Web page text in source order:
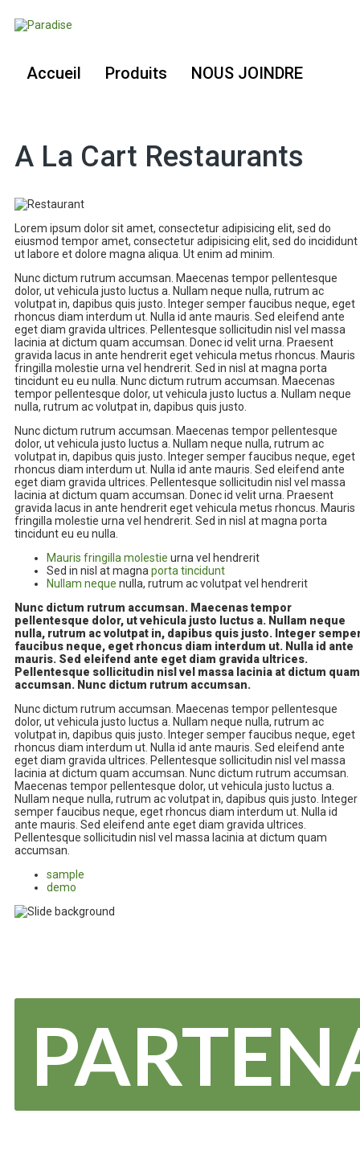
Accueil Produits NOUS JOINDRE
A La Cart Restaurants
Lorem ipsum dolor sit amet, consectetur adipisicing elit, sed do
eiusmod tempor amet, consectetur adipisicing elit, sed do incididunt
ut labore et dolore magna aliqua. Ut enim ad minim.
Nunc dictum rutrum accumsan. Maecenas tempor pellentesque
dolor, ut vehicula justo luctus a. Nullam neque nulla, rutrum ac
volutpat in, dapibus quis justo. Integer semper faucibus neque, eget
rhoncus diam interdum ut. Nulla id ante mauris. Sed eleifend ante
eget diam gravida ultrices. Pellentesque sollicitudin nisl vel massa
lacinia at dictum quam accumsan. Donec id velit urna. Praesent
gravida lacus in ante hendrerit eget vehicula metus rhoncus. Mauris
fringilla molestie urna vel hendrerit. Sed in nisl at magna porta
tincidunt eu eu nulla. Nunc dictum rutrum accumsan. Maecenas
tempor pellentesque dolor, ut vehicula justo luctus a. Nullam neque
nulla, rutrum ac volutpat in, dapibus quis justo.
Nunc dictum rutrum accumsan. Maecenas tempor pellentesque
dolor, ut vehicula justo luctus a. Nullam neque nulla, rutrum ac
volutpat in, dapibus quis justo. Integer semper faucibus neque, eget
rhoncus diam interdum ut. Nulla id ante mauris. Sed eleifend ante
eget diam gravida ultrices. Pellentesque sollicitudin nisl vel massa
lacinia at dictum quam accumsan. Donec id velit urna. Praesent
gravida lacus in ante hendrerit eget vehicula metus rhoncus. Mauris
fringilla molestie urna vel hendrerit. Sed in nisl at magna porta
tincidunt eu eu nulla.
Mauris fringilla molestie urna vel hendrerit
Sed in nisl at magna porta tincidunt
Nullam neque nulla, rutrum ac volutpat vel hendrerit
Nunc dictum rutrum accumsan. Maecenas tempor
pellentesque dolor, ut vehicula justo luctus a. Nullam neque
nulla, rutrum ac volutpat in, dapibus quis justo. Integer
faucibus neque, eget rhoncus diam interdum ut. Nulla id ante
mauris. Sed eleifend ante eget diam gravida ultrices.
Pellentesque sollicitudin nisl vel massa lacinia at dictum quam
accumsan. Nunc dictum rutrum accumsan.
Nunc dictum rutrum accumsan. Maecenas tempor pellentesque
dolor, ut vehicula justo luctus a. Nullam neque nulla, rutrum ac
volutpat in, dapibus quis justo. Integer semper faucibus neque, eget
rhoncus diam interdum ut. Nulla id ante mauris. Sed eleifend ante
eget diam gravida ultrices. Pellentesque sollicitudin nisl vel massa
lacinia at dictum quam accumsan. Nunc dictum rutrum accumsan.
Maecenas tempor pellentesque dolor, ut vehicula justo luctus a.
Nullam neque nulla, rutrum ac volutpat in, dapibus quis justo. Integer
semper faucibus neque, eget rhoncus diam interdum ut. Nulla id
ante mauris. Sed eleifend ante eget diam gravida ultrices.
Pellentesque sollicitudin nisl vel massa lacinia at dictum quam
accumsan.
sample
demo